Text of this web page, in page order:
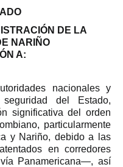
DE LA
NARIÑO
A:
nacionales y
del Estado,
significativa del orden
particularmente
y Nariño, debido a las
en corredores
Panamericana—, así